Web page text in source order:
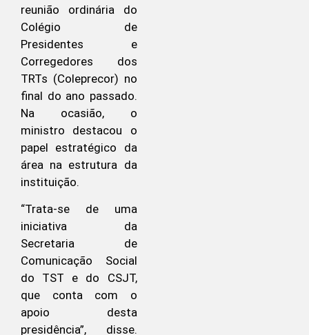
reunião ordinária do
Colégio de
Presidentes e
Corregedores dos
TRTs (Coleprecor) no
final do ano passado.
Na ocasião, o
ministro destacou o
papel estratégico da
área na estrutura da
instituição.
“Trata-se de uma
iniciativa da
Secretaria de
Comunicação Social
do TST e do CSJT,
que conta com o
apoio desta
presidência”, disse.